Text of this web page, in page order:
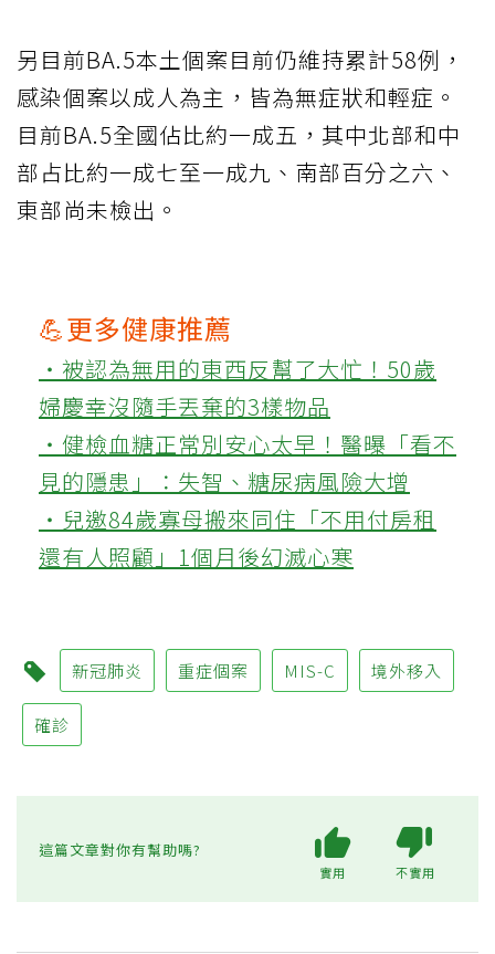
另目前BA.5本土個案目前仍維持累計58例，
感染個案以成人為主，皆為無症狀和輕症。
目前BA.5全國佔比約一成五，其中北部和中
部占比約一成七至一成九、南部百分之六、
東部尚未檢出。
💪更多健康推薦
‧被認為無用的東西反幫了大忙！50歲
婦慶幸沒隨手丟棄的3樣物品
‧健檢血糖正常別安心太早！醫曝「看不
見的隱患」：失智、糖尿病風險大增
‧兒邀84歲寡母搬來同住「不用付房租
還有人照顧」1個月後幻滅心寒
新冠肺炎 重症個案 MIS-C 境外移入
確診
這篇文章對你有幫助嗎?
實用 不實用